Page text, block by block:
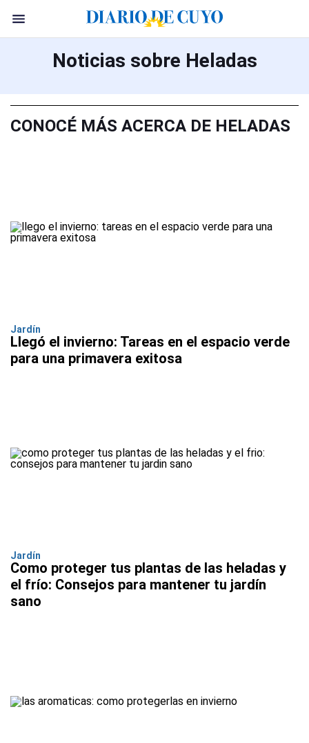
Noticias sobre Heladas
CONOCÉ MÁS ACERCA DE HELADAS
Jardín
Llegó el invierno: Tareas en el espacio verde
para una primavera exitosa
Jardín
Como proteger tus plantas de las heladas y
el frío: Consejos para mantener tu jardín
sano